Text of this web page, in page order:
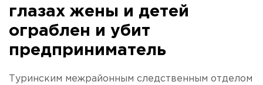
глазах жены и детей
ограблен и убит
предприниматель
Туринским межрайонным следственным отделом